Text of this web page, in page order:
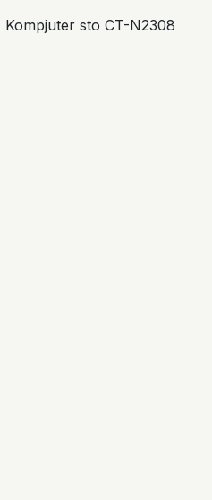
Kompjuter sto CT-N2308